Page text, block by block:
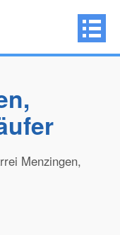
Menzingen,